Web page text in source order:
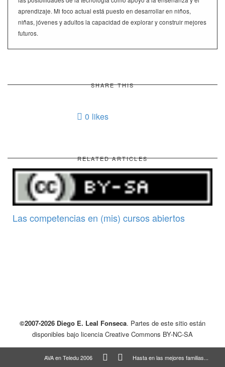
aprendizaje. Mi foco actual está puesto en desarrollar en niños,
niñas, jóvenes y adultos la capacidad de explorar y construir mejores
futuros.
SHARE THIS
0 likes
RELATED ARTICLES
Las competencias en (mis) cursos abiertos
AVA en Teledu 2006 Hasta en las mejores familias...
©2007-2026 Diego E. Leal Fonseca. Partes de este sitio están
disponibles bajo licencia Creative Commons BY-NC-SA